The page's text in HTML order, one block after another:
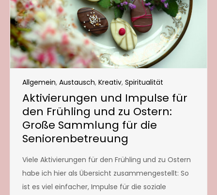
Allgemein, Austausch, Kreativ, Spiritualität
Aktivierungen und Impulse für
den Frühling und zu Ostern:
Große Sammlung für die
Seniorenbetreuung
Viele Aktivierungen für den Frühling und zu Ostern
habe ich hier als Übersicht zusammengestellt: So
ist es viel einfacher, Impulse für die soziale